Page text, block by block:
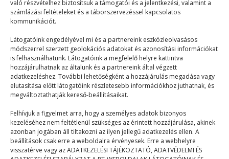
való részvételhez biztosítsuk a támogatói és a jelentkezési, valamint a
számlázási feltételeket és a táborszervezéssel kapcsolatos
kommunikációt.
Látogatóink engedélyével mi és a partnereink eszközleolvasásos
módszerrel szerzett geolokációs adatokat és azonosítási információkat
is felhasználhatunk. Látogatóink a megfelelő helyre kattintva
hozzájárulhatnak az általunk és a partnereink által végzett
adatkezeléshez. További lehetőségként a hozzájárulás megadása vagy
elutasítása előtt látogatóink részletesebb információkhoz juthatnak, és
megváltoztathatják kereső-beállításaikat.
Felhívjuk a figyelmet arra, hogy a személyes adatok bizonyos
kezeléséhez nem feltétlenül szükséges az érintett hozzájárulása, akinek
azonban jogában áll tiltakozni az ilyen jellegű adatkezelés ellen. A
beállítások csak erre a weboldalra érvényesek. Erre a webhelyre
visszatérve vagy az ADATKEZELÉSI TÁJÉKOZTATÓ, ADATVÉDELMI ÉS
hasamat, azzal a céllal, hogy egy mindenre…
© 2023–2026
Navigáció
Főoldal